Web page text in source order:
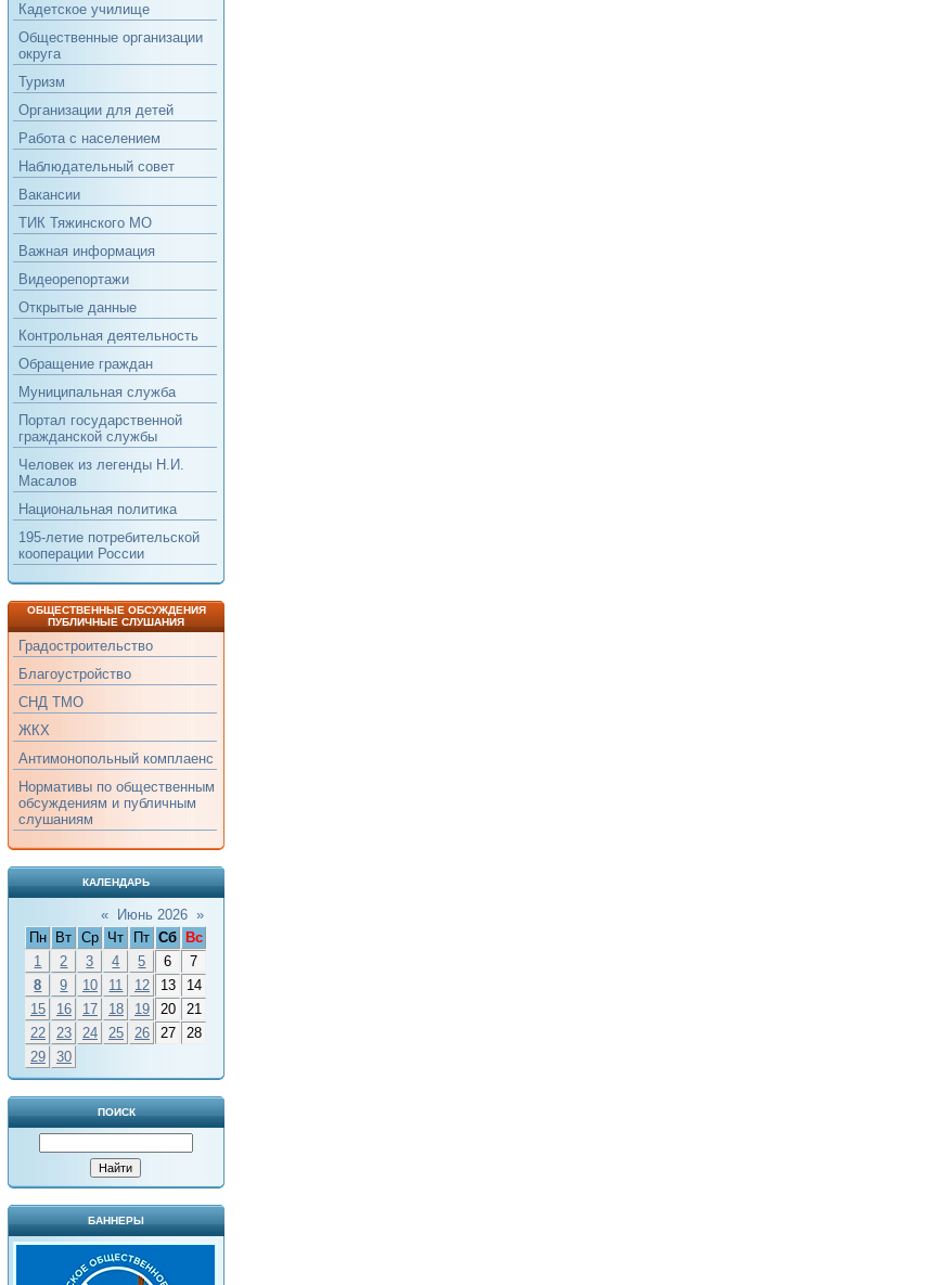
Кадетское училище
Общественные организации
округа
Туризм
Организации для детей
Работа с населением
Наблюдательный совет
Вакансии
ТИК Тяжинского МО
Важная информация
Видеорепортажи
Открытые данные
Контрольная деятельность
Обращение граждан
Муниципальная служба
Портал государственной
гражданской службы
Человек из легенды Н.И.
Масалов
Национальная политика
195-летие потребительской
кооперации России
ОБЩЕСТВЕННЫЕ ОБСУЖДЕНИЯ
ПУБЛИЧНЫЕ СЛУШАНИЯ
Градостроительство
Благоустройство
СНД ТМО
ЖКХ
Антимонопольный комплаенс
Нормативы по общественным
обсуждениям и публичным
слушаниям
КАЛЕНДАРЬ
« Июнь 2026 »
Пн
Вт Ср Чт Пт Сб
Вс
1
2 3 4 5 6
7
8
9 10 11 12 13
14
15
16 17 18 19 20
21
22
23 24 25 26 27
28
29
30
ПОИСК
БАННЕРЫ